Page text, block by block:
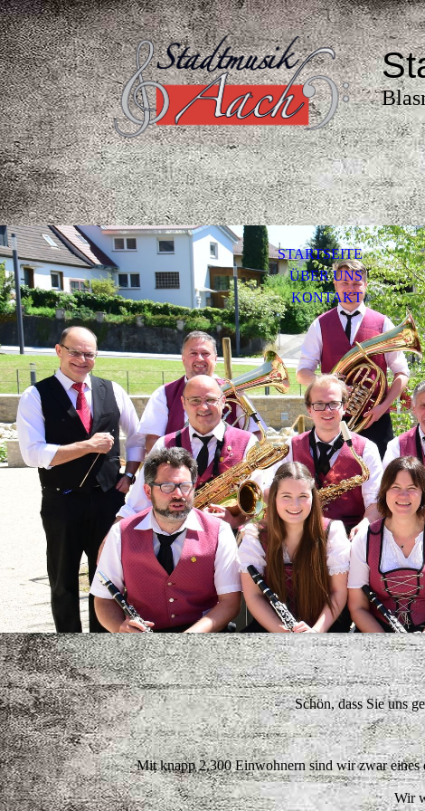
STARTSEITE
ÜBER UNS
KONTAKT
Schön, dass Sie uns
Mit knapp 2.300 Einwohnern sind wir zwar eines
Wir